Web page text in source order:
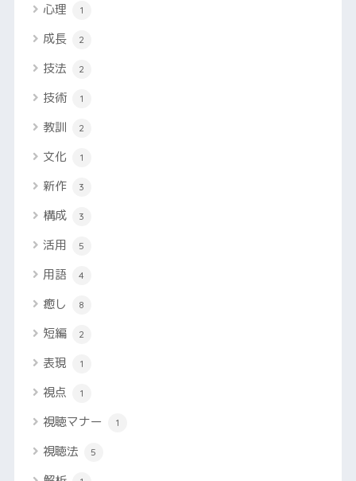
心理 1
成長 2
技法 2
技術 1
教訓 2
文化 1
新作 3
構成 3
活用 5
用語 4
癒し 8
短編 2
表現 1
視点 1
視聴マナー 1
視聴法 5